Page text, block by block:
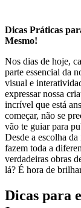
Dicas Práticas
Mesmo!
Nos dias de ‌hoje,
parte essencial da⁤
visual⁢ e
expressar nossa
incrível que está
começar, não se
vão te guiar ⁤para
Desde a escolha
fazem ⁢toda a
verdadeiras obras
lá? É hora de
Dicas para